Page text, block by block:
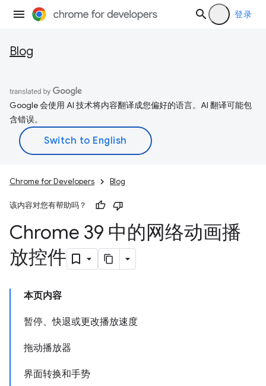
登录
Blog
Google 会使用 AI 技术将内容翻译成您偏好的语言。AI 翻译可能包
含错误。
Chrome for Developers Blog
该内容对您有帮助吗？
Chrome 39 中的网络动画播
放控件
本页内容
暂停、快退或更改播放速度
拖动播放器
界面转换和手势